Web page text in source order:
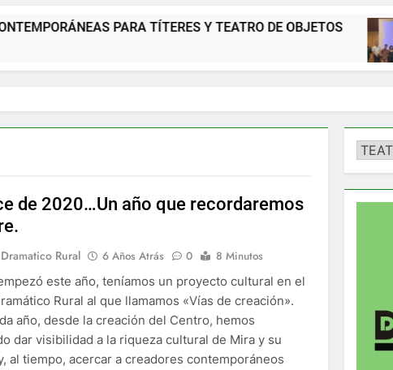
TÍTERES Y TEATRO DE OBJETOS Gala del
12 Meses Atrás
de 2020…Un año que recordaremos
Rural 6 Años Atrás 0
8 Minutos
este año, teníamos un proyecto cultural en el
Rural al que llamamos «Vías de creación».
año, desde la creación del Centro, hemos
dar visibilidad a la riqueza cultural de Mira y su
al tiempo, acercar a creadores contemporáneos